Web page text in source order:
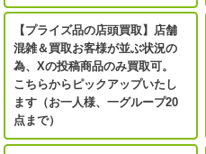
【プライズ品の店頭買取】店舗
混雑＆買取お客様が並ぶ状況の
為、Xの投稿商品のみ買取可。
こちらからピックアップいたし
ます（お一人様、一グループ20
点まで）